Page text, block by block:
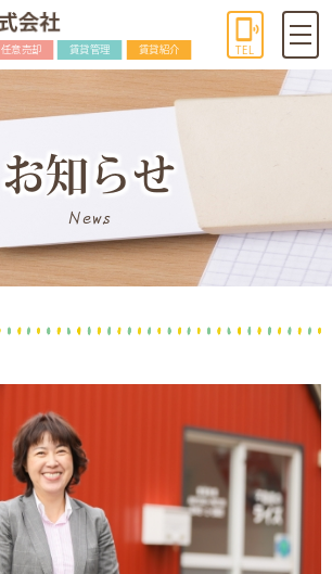
任意売却 賃貸管理 賃貸紹介 TEL
お知らせ
News